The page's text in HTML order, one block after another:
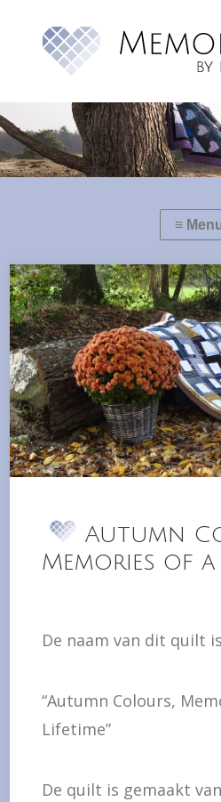
Autumn
Memories of a
De naam van dit quilt
“Autumn Colours,
Lifetime”
De quilt is gemaakt